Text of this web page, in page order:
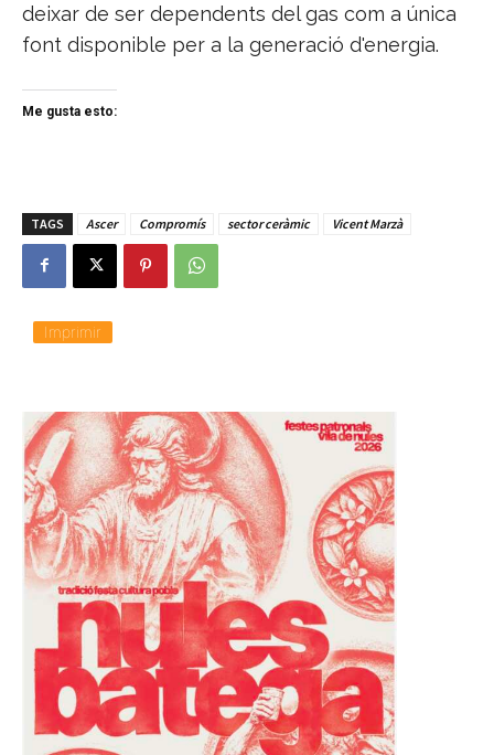
deixar de ser dependents del gas com a única
font disponible per a la generació d'energia.
Me gusta esto:
TAGS Ascer Compromís sector ceràmic Vicent Marzà
Imprimir